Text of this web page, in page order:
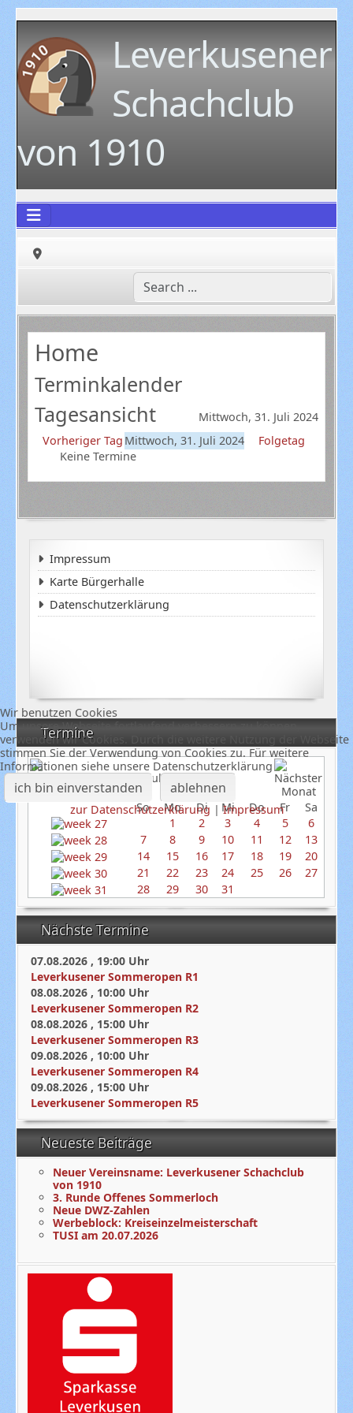
Leverkusener
Schachclub
von 1910
Termine
Juli 2024
So
Mo Di Mi Do Fr
Sa
1
2 3 4 5
6
7
8 9 10 11 12
13
14
15 16 17 18 19
20
21
22 23 24 25 26
27
28
29 30 31
Nächste Termine
07.08.2026 , 19:00 Uhr
Leverkusener Sommeropen R1
08.08.2026 , 10:00 Uhr
Leverkusener Sommeropen R2
08.08.2026 , 15:00 Uhr
Leverkusener Sommeropen R3
09.08.2026 , 10:00 Uhr
Leverkusener Sommeropen R4
09.08.2026 , 15:00 Uhr
Leverkusener Sommeropen R5
Neueste Beiträge
Neuer Vereinsname: Leverkusener Schachclub
von 1910
3. Runde Offenes Sommerloch
Neue DWZ-Zahlen
Werbeblock: Kreiseinzelmeisterschaft
TUSI am 20.07.2026
Home
Terminkalender
Tagesansicht
Mittwoch, 31. Juli 2024
Vorheriger Tag Mittwoch, 31. Juli 2024
Folgetag
Keine Termine
Impressum
Karte Bürgerhalle
Datenschutzerklärung
Wir benutzen Cookies
Um unsere Webseite fortlaufend verbessern zu können,
verwenden wir Cookies. Durch die weitere Nutzung der Webseite
stimmen Sie der Verwendung von Cookies zu. Für weitere
Informationen siehe unsere Datenschutzerklärung
ich bin einverstanden ablehnen
zur Datenschutzerklärung |Impressum